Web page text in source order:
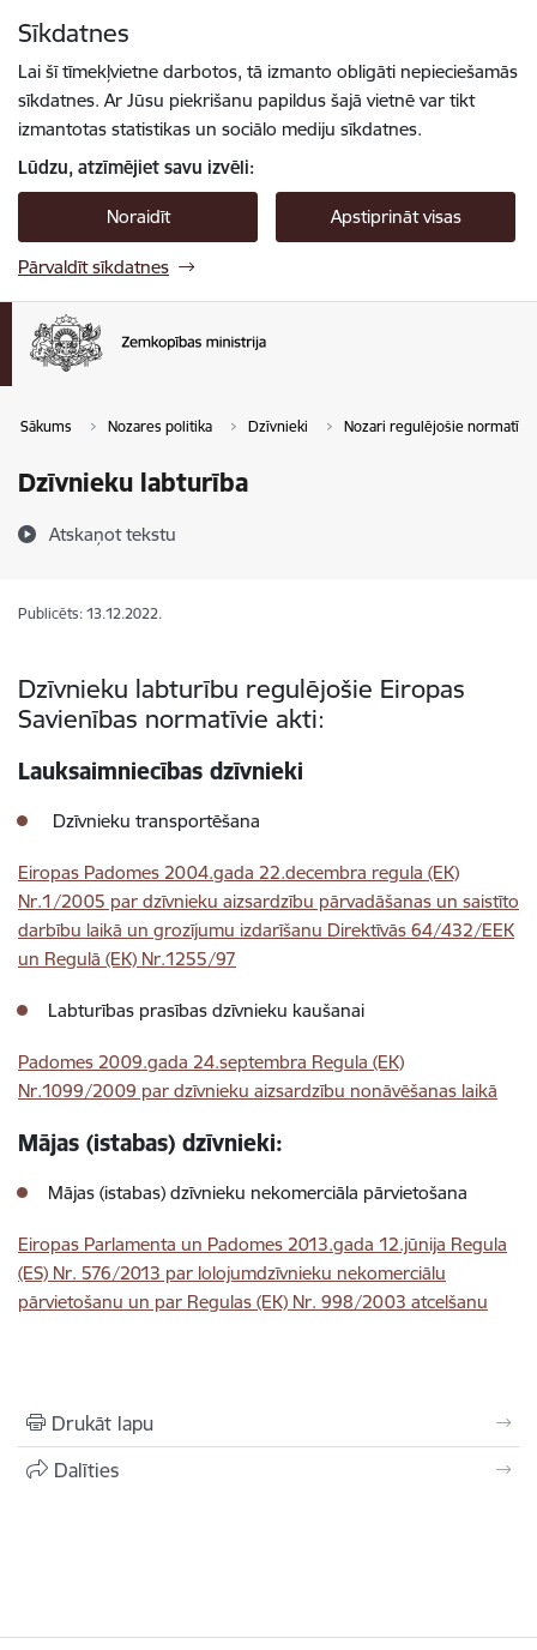
Sīkdatnes
Lai šī tīmekļvietne darbotos, tā izmanto obligāti nepieciešamās
sīkdatnes. Ar Jūsu piekrišanu papildus šajā vietnē var tikt
izmantotas statistikas un sociālo mediju sīkdatnes.
Lūdzu, atzīmējiet savu izvēli:
Noraidīt Apstiprināt visas
Pārvaldīt sīkdatnes
Sākums Nozares politika Dzīvnieki Nozari regulējošie
Dzīvnieku labturība
Atskaņot tekstu
Publicēts: 13.12.2022.
Dzīvnieku labturību regulējošie Eiropas
Savienības normatīvie akti:
Lauksaimniecības dzīvnieki
Dzīvnieku transportēšana
Eiropas Padomes 2004.gada 22.decembra regula (EK)
Nr.1/2005 par dzīvnieku aizsardzību pārvadāšanas un saistīto
darbību laikā un grozījumu izdarīšanu Direktīvās 64/432/EEK
un Regulā (EK) Nr.1255/97
Labturības prasības dzīvnieku kaušanai
Padomes 2009.gada 24.septembra Regula (EK)
Nr.1099/2009 par dzīvnieku aizsardzību nonāvēšanas laikā
Mājas (istabas) dzīvnieki:
Mājas (istabas) dzīvnieku nekomerciāla pārvietošana
Eiropas Parlamenta un Padomes 2013.gada 12.jūnija Regula
(ES) Nr. 576/2013 par lolojumdzīvnieku nekomerciālu
pārvietošanu un par Regulas (EK) Nr. 998/2003 atcelšanu
Drukāt lapu
Dalīties